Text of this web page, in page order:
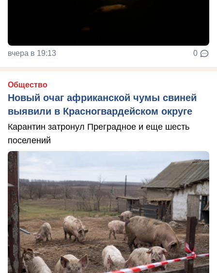
вчера в 19:13 0
Общество
Новый очаг африканской чумы свиней
выявили в Красногвардейском округе
Карантин затронул Преградное и еще шесть
поселений